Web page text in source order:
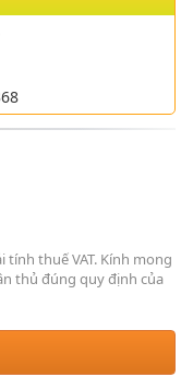
tính thuế VAT. Kính mong
thủ đúng quy định của